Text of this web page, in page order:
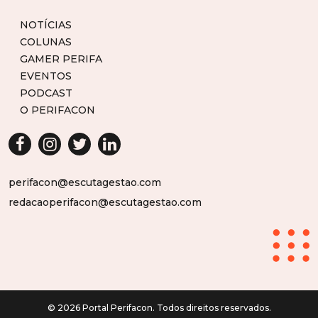
NOTÍCIAS
COLUNAS
GAMER PERIFA
EVENTOS
PODCAST
O PERIFACON
perifacon@escutagestao.com
redacaoperifacon@escutagestao.com
© 2026 Portal Perifacon. Todos direitos reservados.